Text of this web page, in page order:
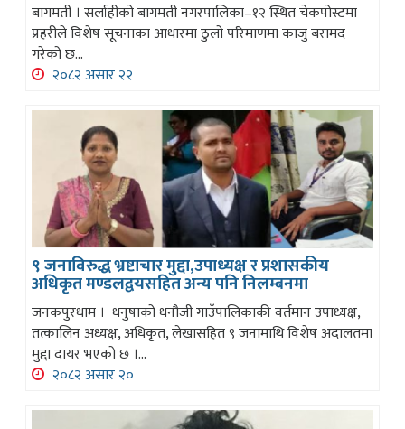
बागमती । सर्लाहीको बागमती नगरपालिका–१२ स्थित चेकपोस्टमा
प्रहरीले विशेष सूचनाका आधारमा ठुलो परिमाणमा काजु बरामद
गरेको छ...
२०८२ असार २२
९ जनाविरुद्ध भ्रष्टाचार मुद्दा,उपाध्यक्ष र प्रशासकीय
अधिकृत मण्डलद्वयसहित अन्य पनि निलम्बनमा
जनकपुरधाम । धनुषाको धनौजी गाउँपालिकाकी वर्तमान उपाध्यक्ष,
तत्कालिन अध्यक्ष, अधिकृत, लेखासहित ९ जनामाथि विशेष अदालतमा
मुद्दा दायर भएको छ ।...
२०८२ असार २०